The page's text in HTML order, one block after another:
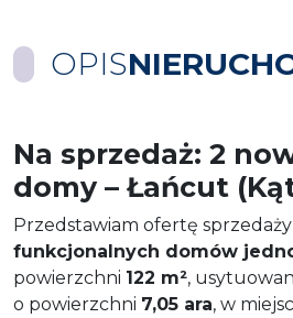
OPIS
Na sprzedaż: 2
domy – Łańcut
Przedstawiam ofertę sprzedaży
funkcjonalnych domów
powierzchni 122 m²,
o powierzchni 7,05 ara, w